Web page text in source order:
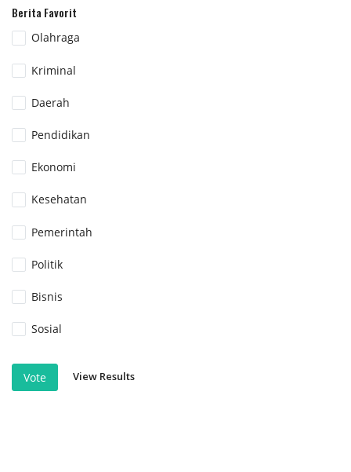
Berita Favorit
Olahraga
Kriminal
Daerah
Pendidikan
Ekonomi
Kesehatan
Pemerintah
Politik
Bisnis
Sosial
Vote View Results